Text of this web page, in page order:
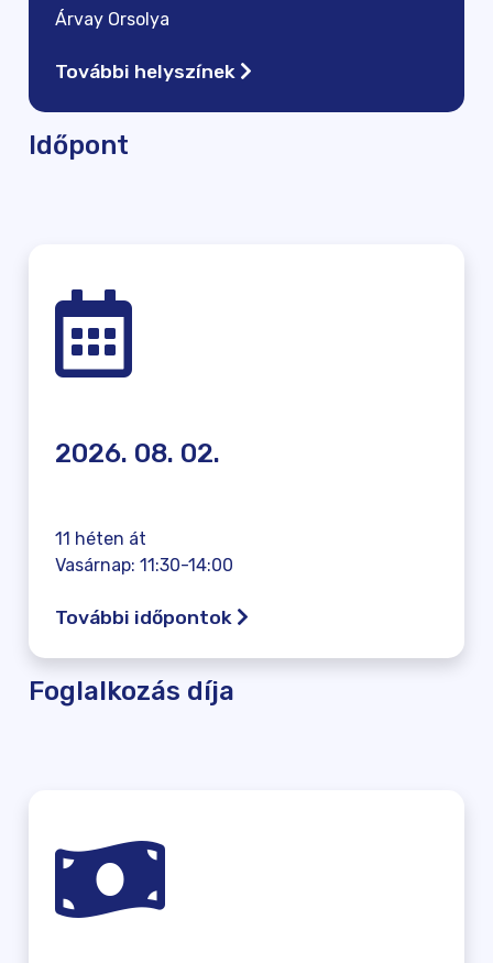
Árvay Orsolya
További helyszínek
Időpont
2026. 08. 02.
11 héten át
Vasárnap: 11:30-14:00
További időpontok
Foglalkozás díja